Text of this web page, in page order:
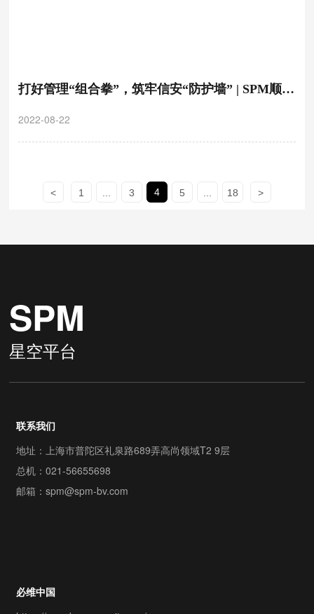
打好管理“组合拳”，筑牢信安“防护墙” | SPM顺利
通过信息安全管理体系认证
2022-08-22
< 1 3 4 5 18 >
SPM
星空平台
联系我们
地址：上海市普陀区礼泉路689弄高尚领域T2 9层
总机：021-56655698
邮箱：spm@spm-bv.com
必维中国